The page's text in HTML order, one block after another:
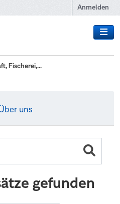
Anmelden
Fischerei,...
uns
gefunden